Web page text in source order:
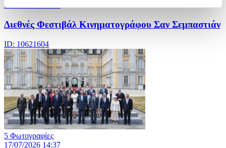
17/07/2026 14:41
Διεθνές Φεστιβάλ Κινηματογράφου Σαν Σεμπαστιάν
ID: 10621604
5 Φωτογραφίες
17/07/2026 14:37